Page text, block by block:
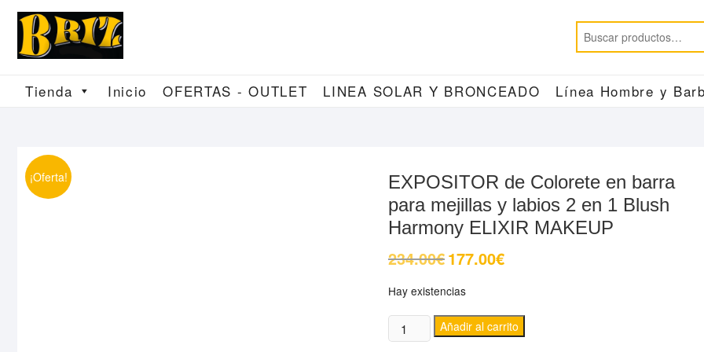
Saltar
contenido
Tienda Inicio OFERTAS - OUTLET LINEA SOLAR Y BRONCEADO Línea Hombre y
¡Oferta!
EXPOSITOR de Colorete en barra
para mejillas y labios 2 en 1 Blush
Harmony ELIXIR MAKEUP
234.00€ El
precio
era:
177.00€El
precio
Hay existencias
EXPOSITOR
de
Añadir al carrito